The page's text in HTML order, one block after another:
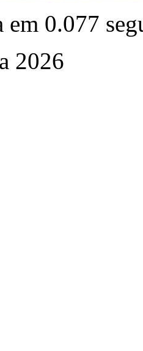
em 0.077
2026